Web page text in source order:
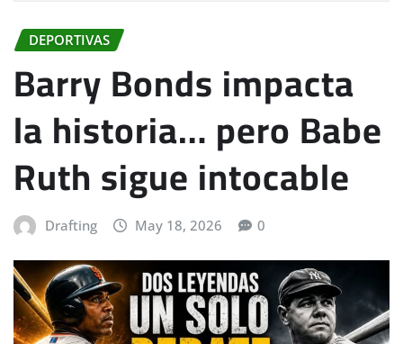
DEPORTIVAS
Barry Bonds impacta
la historia… pero Babe
Ruth sigue intocable
Drafting May 18, 2026 0